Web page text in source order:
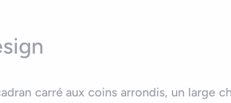
carré aux coins arrondis, un large